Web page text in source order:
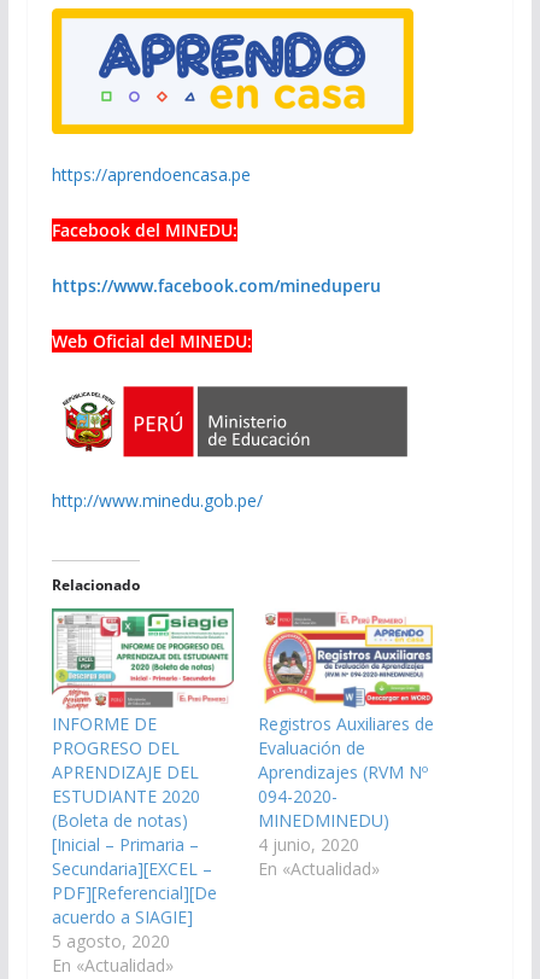
https://aprendoencasa.pe
Facebook del MINEDU:
https://www.facebook.com/mineduperu
Web Oficial del MINEDU:
http://www.minedu.gob.pe/
Relacionado
INFORME DE
PROGRESO DEL
APRENDIZAJE DEL
ESTUDIANTE 2020
(Boleta de notas)
[Inicial – Primaria –
Secundaria][EXCEL –
PDF][Referencial][De
acuerdo a SIAGIE]
5 agosto, 2020
En «Actualidad»
Registros Auxiliares de
Evaluación de
Aprendizajes (RVM Nº
094-2020-
MINEDMINEDU)
4 junio, 2020
En «Actualidad»